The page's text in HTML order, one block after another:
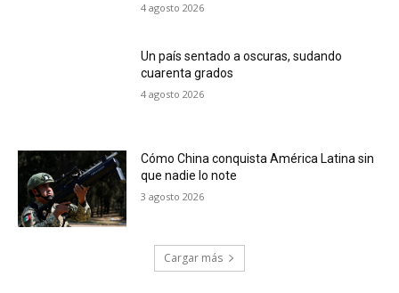
4 agosto 2026
Un país sentado a oscuras, sudando
cuarenta grados
4 agosto 2026
Cómo China conquista América Latina sin
que nadie lo note
3 agosto 2026
Cargar más